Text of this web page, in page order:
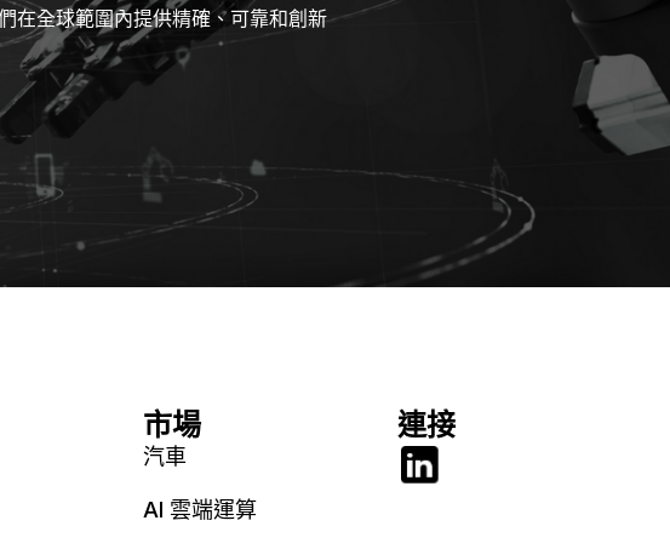
在全球範圍內提供精確、可靠和創新
市場
汽車
AI 雲端運算
連接